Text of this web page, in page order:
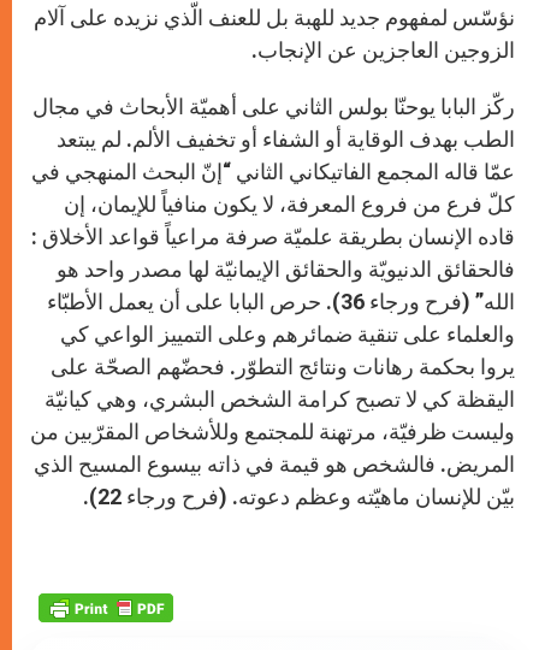
نؤسّس لمفهوم جديد للهبة بل للعنف الّذي نزيده على آلام
الزوجين العاجزين عن الإنجاب.
ركّز البابا يوحنّا بولس الثاني على أهميّة الأبحاث في مجال
الطب بهدف الوقاية أو الشفاء أو تخفيف الألم. لم يبتعد
عمّا قاله المجمع الفاتيكاني الثاني “إنّ البحث المنهجي في
كلّ فرع من فروع المعرفة، لا يكون منافياً للإيمان، إن
قاده الإنسان بطريقة علميّة صرفة مراعياً قواعد الأخلاق :
فالحقائق الدنيويّة والحقائق الإيمانيّة لها مصدر واحد هو
الله” (فرح ورجاء 36). حرص البابا على أن يعمل الأطبّاء
والعلماء على تنقية ضمائرهم وعلى التمييز الواعي كي
يروا بحكمة رهانات ونتائج التطوّر. فحضّهم الصحّة على
اليقظة كي لا تصبح كرامة الشخص البشري، وهي كيانيّة
وليست ظرفيّة، مرتهنة للمجتمع وللأشخاص المقرّبين من
المريض. فالشخص هو قيمة في ذاته بيسوع المسيح الذي
بيّن للإنسان ماهيّته وعظم دعوته. (فرح ورجاء 22).